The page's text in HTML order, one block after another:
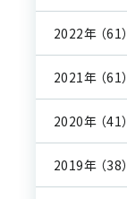
2022年 （61）
2021年 （61）
2020年 （41）
2019年 （38）